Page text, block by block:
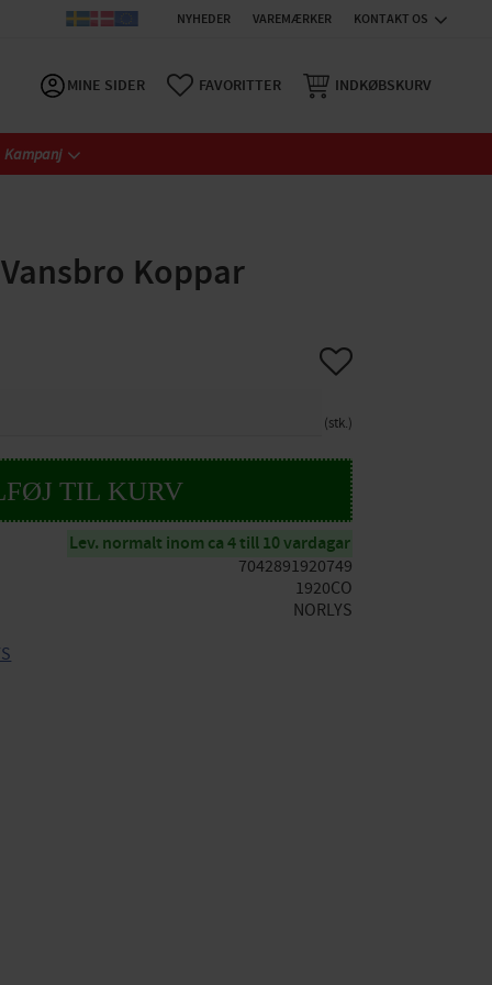
NYHEDER VAREMÆRKER KONTAKT OS
MINE SIDER FAVORITTER INDKØBSKURV
Kampanj
Koppar
stk.
Gem som favorit
Lev. normalt inom ca 4 till 10 vardagar
7042891920749
1920CO
NORLYS